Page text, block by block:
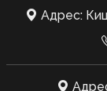
Адрес: